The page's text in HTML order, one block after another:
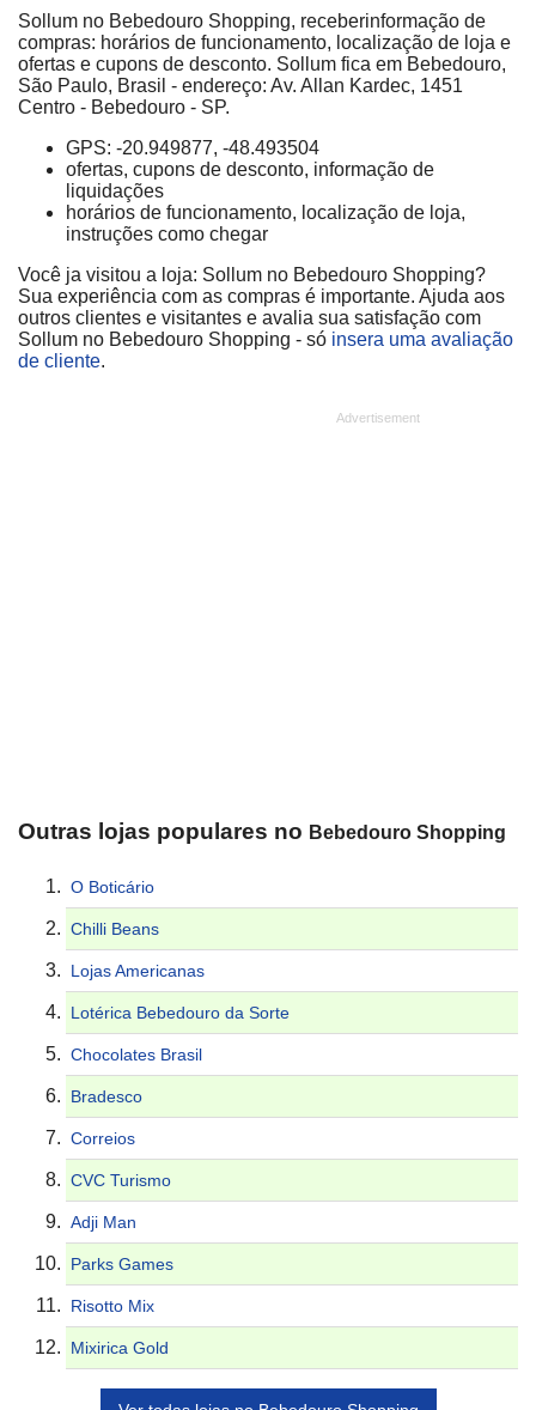
Sollum no Bebedouro Shopping, receberinformação de
compras: horários de funcionamento, localização de loja e
ofertas e cupons de desconto. Sollum fica em Bebedouro,
São Paulo, Brasil - endereço: Av. Allan Kardec, 1451
Centro - Bebedouro - SP.
GPS: -20.949877, -48.493504
ofertas, cupons de desconto, informação de
liquidações
horários de funcionamento, localização de loja,
instruções como chegar
Você ja visitou a loja: Sollum no Bebedouro Shopping?
Sua experiência com as compras é importante. Ajuda aos
outros clientes e visitantes e avalia sua satisfação com
Sollum no Bebedouro Shopping - só insera uma avaliação
de cliente.
Outras lojas populares no Bebedouro Shopping
O Boticário
Chilli Beans
Lojas Americanas
Lotérica Bebedouro da Sorte
Chocolates Brasil
Bradesco
Correios
CVC Turismo
Adji Man
Parks Games
Risotto Mix
Mixirica Gold